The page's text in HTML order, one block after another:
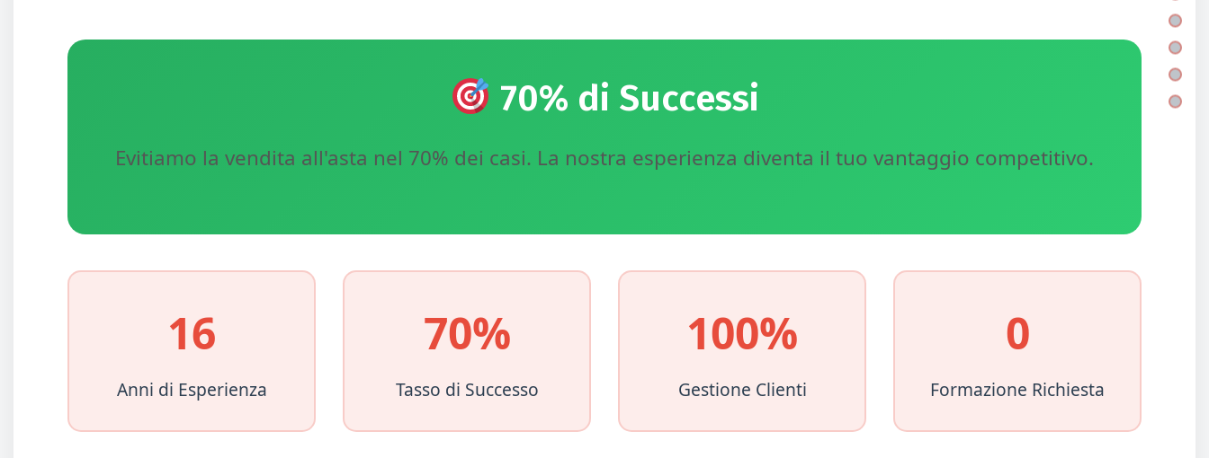
70% di Successi
Evitiamo la vendita all'asta nel 70% dei casi. La nostra esperienza diventa il tuo vantaggio competitivo.
16
Anni di Esperienza
70%
Tasso di Successo
100%
Gestione Clienti
0
Formazione Richiesta